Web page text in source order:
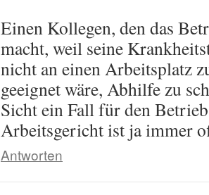
Einen Kollegen, den das
macht, weil seine
nicht an einen Arbeitsplatz
geeignet wäre, Abhilfe zu
Sicht ein Fall für den
Arbeitsgericht ist ja immer
Antworten